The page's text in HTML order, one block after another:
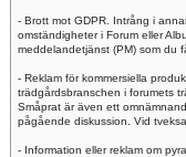
- Brott mot GDPR. Intrång i
omständigheter i Forum eller
meddelandetjänst (PM) som du
- Reklam för kommersiella
trädgårdsbranschen i forumets
Småprat är även ett
pågående diskussion. Vid
- Information eller reklam om